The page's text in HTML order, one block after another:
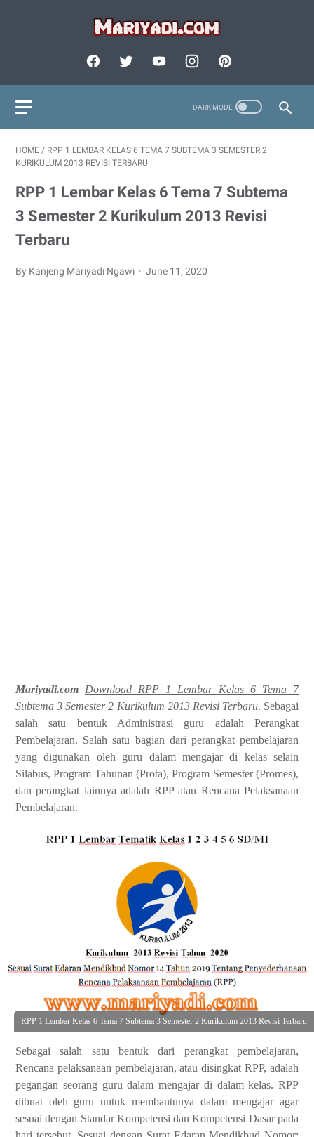
HOME / RPP 1 LEMBAR KELAS 6 TEMA 7 SUBTEMA 3 SEMESTER 2
KURIKULUM 2013 REVISI TERBARU
RPP 1 Lembar Kelas 6 Tema 7 Subtema
3 Semester 2 Kurikulum 2013 Revisi
Terbaru
By Kanjeng Mariyadi Ngawi June 11, 2020
Mariyadi.com Download RPP 1 Lembar Kelas 6 Tema 7
Subtema 3 Semester 2 Kurikulum 2013 Revisi Terbaru. Sebagai
salah satu bentuk Administrasi guru adalah Perangkat
Pembelajaran. Salah satu bagian dari perangkat pembelajaran
yang digunakan oleh guru dalam mengajar di kelas selain
Silabus, Program Tahunan (Prota), Program Semester (Promes),
dan perangkat lainnya adalah RPP atau Rencana Pelaksanaan
Pembelajaran.
RPP 1 Lembar Kelas 6 Tema 7 Subtema 3 Semester 2 Kurikulum 2013 Revisi Terbaru
Sebagai salah satu bentuk dari perangkat pembelajaran,
Rencana pelaksanaan pembelajaran, atau disingkat RPP, adalah
pegangan seorang guru dalam mengajar di dalam kelas. RPP
dibuat oleh guru untuk membantunya dalam mengajar agar
sesuai dengan Standar Kompetensi dan Kompetensi Dasar pada